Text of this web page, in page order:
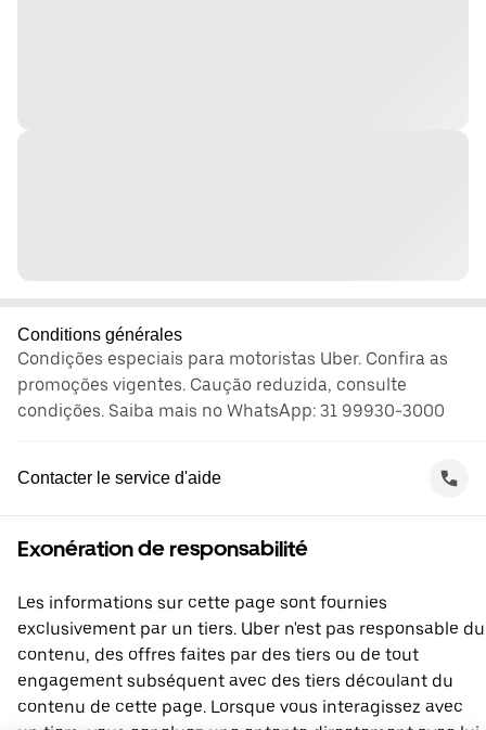
Conditions générales
Condições especiais para motoristas Uber. Confira as
promoções vigentes. Caução reduzida, consulte
condições. Saiba mais no WhatsApp: 31 99930-3000
Contacter le service d'aide
Exonération de responsabilité
Les informations sur cette page sont fournies
exclusivement par un tiers. Uber n'est pas responsable du
contenu, des offres faites par des tiers ou de tout
engagement subséquent avec des tiers découlant du
contenu de cette page. Lorsque vous interagissez avec